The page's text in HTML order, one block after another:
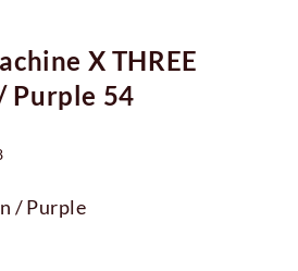
X THREE
Purple 54
/ Purple